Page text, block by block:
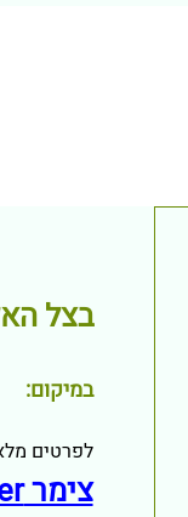
בצל
במיקום:
לפרטים
צימר vipzimmer בצל האלון